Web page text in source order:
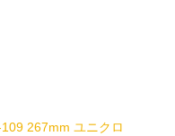
267mm ユニクロ